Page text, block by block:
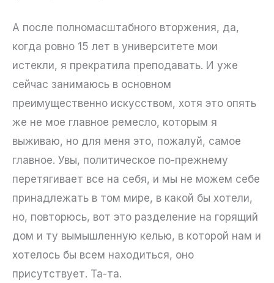
А после полномасштабного вторжения, да,
когда ровно 15 лет в университете мои
истекли, я прекратила преподавать. И уже
сейчас занимаюсь в основном
преимущественно искусством, хотя это опять
же не мое главное ремесло, которым я
выживаю, но для меня это, пожалуй, самое
главное. Увы, политическое по-прежнему
перетягивает все на себя, и мы не можем себе
принадлежать в том мире, в какой бы хотели,
но, повторюсь, вот это разделение на горящий
дом и ту вымышленную келью, в которой нам и
хотелось бы всем находиться, оно
присутствует. Та-та.